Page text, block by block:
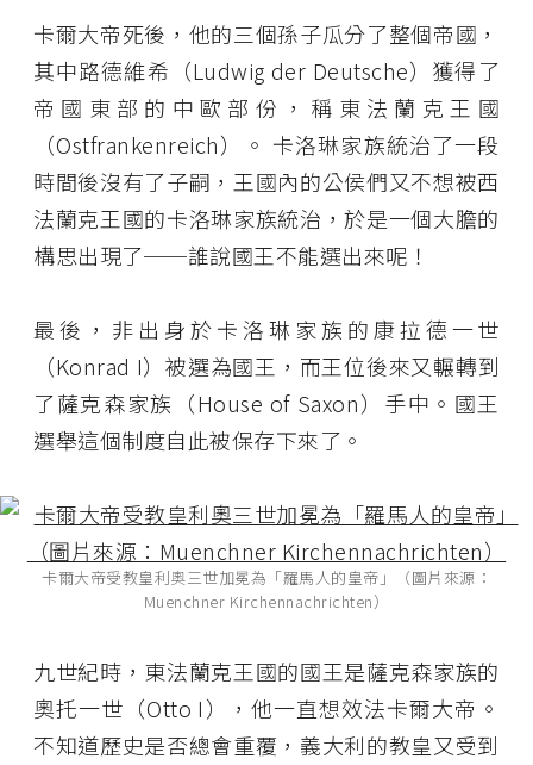
卡爾大帝死後，他的三個孫子瓜分了整個帝國，
其中路德維希（Ludwig der Deutsche）獲得了
帝國東部的中歐部份，稱東法蘭克王國
（Ostfrankenreich）。 卡洛琳家族統治了一段
時間後沒有了子嗣，王國內的公侯們又不想被西
法蘭克王國的卡洛琳家族統治，於是一個大膽的
構思出現了──誰說國王不能選出來呢！
最後，非出身於卡洛琳家族的康拉德一世
（Konrad I）被選為國王，而王位後來又輾轉到
了薩克森家族（House of Saxon）手中。國王
選舉這個制度自此被保存下來了。
卡爾大帝受教皇利奧三世加冕為「羅馬人的皇帝」（圖片來源：
Muenchner Kirchennachrichten）
九世紀時，東法蘭克王國的國王是薩克森家族的
奧托一世（Otto I），他一直想效法卡爾大帝。
不知道歷史是否總會重覆，義大利的教皇又受到